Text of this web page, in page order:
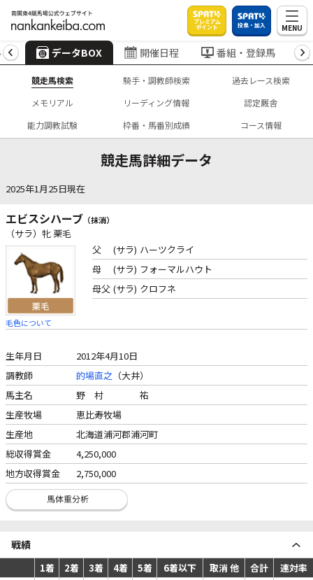
プレミアム
ポイント 投票・加入 MENU
データBOX 開催日程 番組・登録馬
競走馬検索 騎手・調教師検索
過去レース検索
メモリアル
リーディング情報
認定厩舎
能力調教試験
枠番・馬番別成績 コース情報
競走馬詳細データ
2025年1月25日現在
エビスシハーブ （抹消）
（サラ）牝 栗毛
毛色について
父 (サラ) ハーツクライ
母
(サラ) フォーマルハウト
母父 (サラ) クロフネ
生年月日
2012年4月10日
調教師
的場直之 （大井）
馬主名
野 村 祐
生産牧場
恵比寿牧場
生産地
北海道浦河郡浦河町
総収得賞金
4,250,000
地方収得賞金
2,750,000
戦績
1着 2着 3着 4着 5着 6着以下 取消 他 合計
連対率